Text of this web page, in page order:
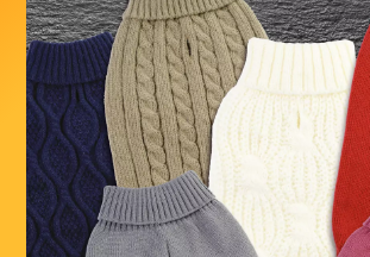
La gamma comprende i
Maglioncino Dolcevita
Maglioncino Dolcevita
Maglioncino Dolcevita